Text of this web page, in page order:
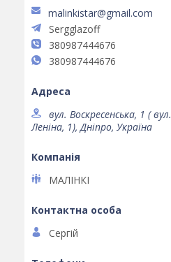
malinkistar@gmail.com
Sergglazoff
380987444676
380987444676
вул. Воскресенська, 1 ( вул.
Леніна, 1), Дніпро, Україна
МАЛІНКІ
Сергій